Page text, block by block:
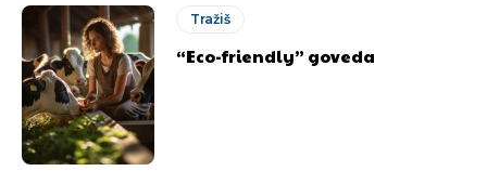
Tražiš
“Eco-friendly” goveda